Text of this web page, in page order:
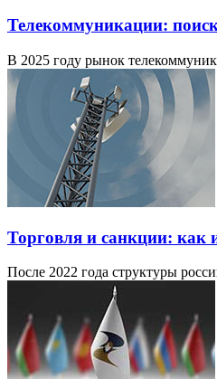
Телекоммуникации:
В 2025 году рынок
Торговля и санкции: как
После 2022 года структуры